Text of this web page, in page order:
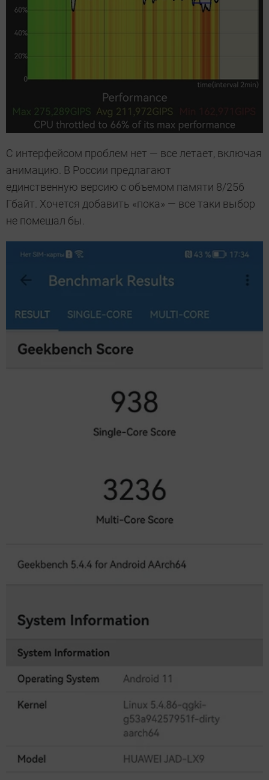
С интерфейсом проблем нет — все летает, включая
анимацию. В России предлагают
единственную версию с объемом памяти 8/256
Гбайт. Хочется добавить «пока» — все таки выбор
не помешал бы.